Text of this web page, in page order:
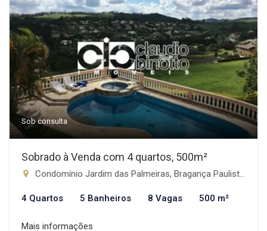
Sob consulta
Sobrado à Venda com 4 quartos, 500m²
Condomínio Jardim das Palmeiras, Bragança Paulista-SP
4 Quartos 5 Banheiros 8 Vagas 500 m²
Mais informações